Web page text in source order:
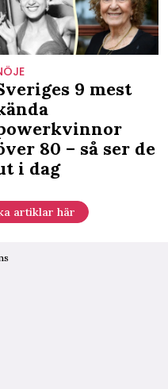
9 mest
80 – så ser de
i dag
artiklar här